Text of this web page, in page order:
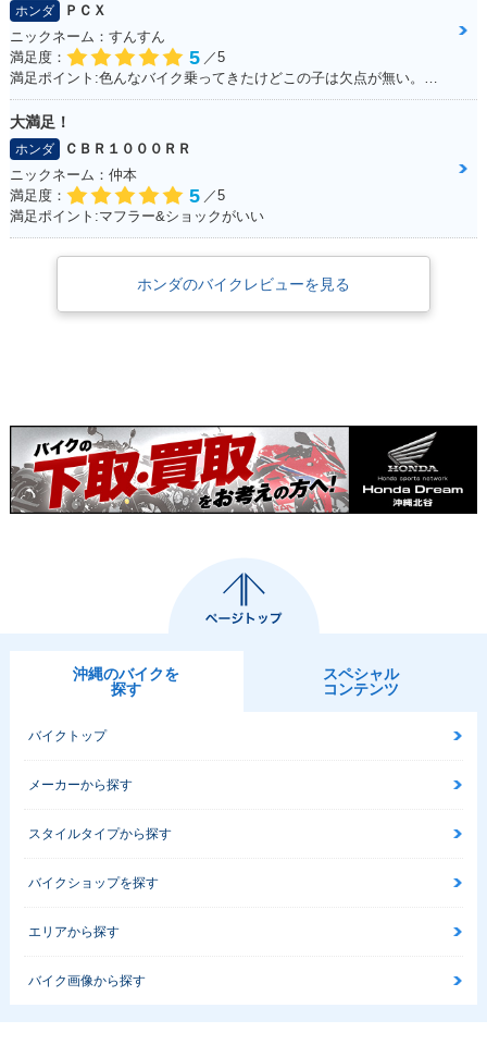
ホンダ
ＰＣＸ
ニックネーム：すんすん
満足度：
5 ／5
満足ポイント:色んなバイク乗ってきたけどこの子は欠点が無い。ほんとに不満が出ない完成度の高いバイク！
大満足！
ホンダ
ＣＢＲ１０００ＲＲ
ニックネーム：仲本
満足度：
5 ／5
満足ポイント:マフラー&ショックがいい
ホンダのバイクレビューを見る
沖縄のバイクを
探す
スペシャル
コンテンツ
バイクトップ
メーカーから探す
スタイルタイプから探す
バイクショップを探す
エリアから探す
バイク画像から探す